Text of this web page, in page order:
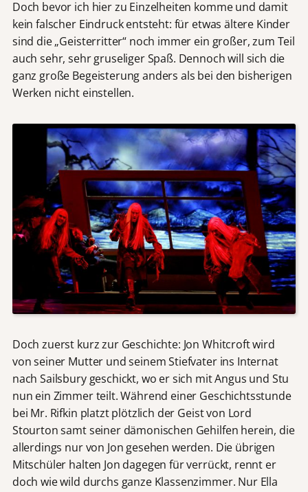
Doch bevor ich hier zu Einzelheiten komme und damit
kein falscher Eindruck entsteht: für etwas ältere Kinder
sind die „Geisterritter“ noch immer ein großer, zum Teil
auch sehr, sehr gruseliger Spaß. Dennoch will sich die
ganz große Begeisterung anders als bei den bisherigen
Werken nicht einstellen.
Doch zuerst kurz zur Geschichte: Jon Whitcroft wird
von seiner Mutter und seinem Stiefvater ins Internat
nach Sailsbury geschickt, wo er sich mit Angus und Stu
nun ein Zimmer teilt. Während einer Geschichtsstunde
bei Mr. Rifkin platzt plötzlich der Geist von Lord
Stourton samt seiner dämonischen Gehilfen herein, die
allerdings nur von Jon gesehen werden. Die übrigen
Mitschüler halten Jon dagegen für verrückt, rennt er
doch wie wild durchs ganze Klassenzimmer. Nur Ella